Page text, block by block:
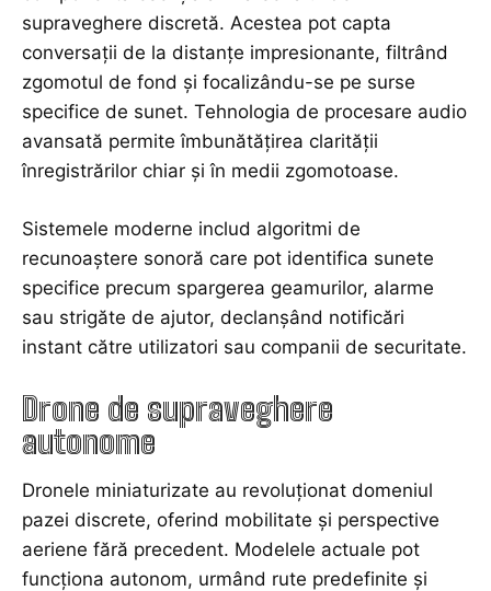
supraveghere discretă. Acestea pot capta
conversații de la distanțe impresionante, filtrând
zgomotul de fond și focalizându-se pe surse
specifice de sunet. Tehnologia de procesare audio
avansată permite îmbunătățirea clarității
înregistrărilor chiar și în medii zgomotoase.
Sistemele moderne includ algoritmi de
recunoaștere sonoră care pot identifica sunete
specifice precum spargerea geamurilor, alarme
sau strigăte de ajutor, declanșând notificări
instant către utilizatori sau companii de securitate.
Drone de supraveghere
autonome
Dronele miniaturizate au revoluționat domeniul
pazei discrete, oferind mobilitate și perspective
aeriene fără precedent. Modelele actuale pot
funcționa autonom, urmând rute predefinite și